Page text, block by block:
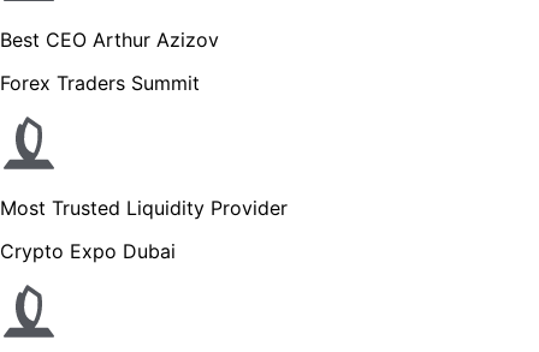
Best CEO Arthur Azizov
Forex Traders Summit
Most Trusted Liquidity Provider
Crypto Expo Dubai